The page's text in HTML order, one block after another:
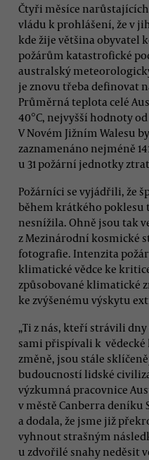
Čtyři měsíce
vládu k prohlášení, že v
kde žije většina obyvatel
požárům katastrofické
australský
je znovu třeba definovat
Průměrná teplota celé
40°C, nejvyšší hodnoty od
V Novém Jižním Walesu
zaznamenáno nejméně
u 31 požární jednotky
Požárníci se vyjádřili, že
během krátkého
nesnížila. Ohně jsou tak
z Mezinárodní kosmické
fotografie. Intenzita
klimatické vědce ke
způsobované klimatické
ke zvýšenému výskytu
„Ti z nás, kteří strávili
sami přispívali k
změně, jsou stále
budoucností lidské
výzkumná pracovnice
v městě Canberra deníku
a dodala, že jsme již
vyhnout strašným
u zdvořilé snahy neděsit